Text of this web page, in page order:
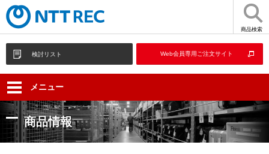
商品検索
検討リスト Web会員専用ご注文サイト
メニュー
商品情報